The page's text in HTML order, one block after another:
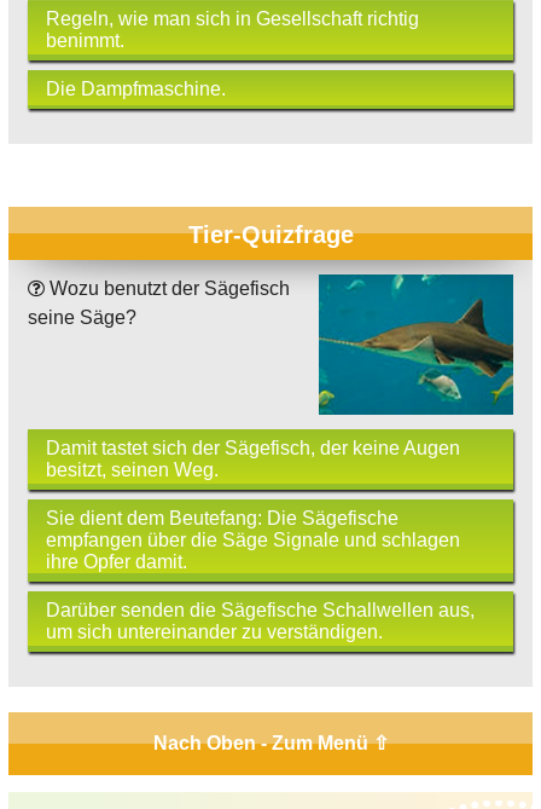
Regeln, wie man sich in Gesellschaft richtig
benimmt.
Die Dampfmaschine.
Tier-Quizfrage
Wozu benutzt der Sägefisch
seine Säge?
Damit tastet sich der Sägefisch, der keine Augen
besitzt, seinen Weg.
Sie dient dem Beutefang: Die Sägefische
empfangen über die Säge Signale und schlagen
ihre Opfer damit.
Darüber senden die Sägefische Schallwellen aus,
um sich untereinander zu verständigen.
Nach Oben - Zum Menü ⇧